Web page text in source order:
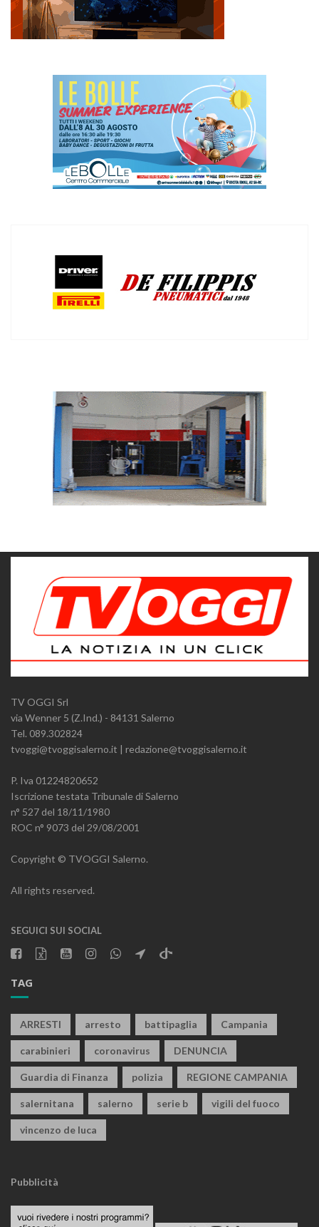
TV OGGI Srl
via Wenner 5 (Z.Ind.) - 84131 Salerno
Tel. 089.302824
tvoggi@tvoggisalerno.it | redazione@tvoggisalerno.it
P. Iva 01224820652
Iscrizione testata Tribunale di Salerno
n° 527 del 18/11/1980
ROC n° 9073 del 29/08/2001
Copyright © TVOGGI Salerno.
All rights reserved.
SEGUICI SUI SOCIAL
TAG
ARRESTI arresto battipaglia Campania
carabinieri coronavirus DENUNCIA
Guardia di Finanza polizia REGIONE CAMPANIA
salernitana salerno serie b vigili del fuoco
vincenzo de luca
Pubblicità